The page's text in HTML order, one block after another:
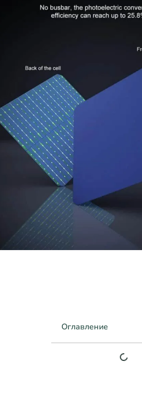
Оглавление